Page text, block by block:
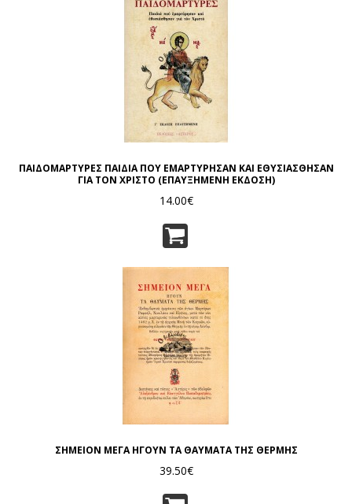
ΠΑΙΔΟΜΑΡΤΥΡΕΣ ΠΑΙΔΙΑ ΠΟΥ ΕΜΑΡΤΥΡΗΣΑΝ ΚΑΙ ΕΘΥΣΙΑΣΘΗΣΑΝ
ΓΙΑ ΤΟΝ ΧΡΙΣΤΟ (ΕΠΑΥΞΗΜΕΝΗ ΕΚΔΟΣΗ)
14.00€
ΣΗΜΕΙΟΝ ΜΕΓΑ ΗΓΟΥΝ ΤΑ ΘΑΥΜΑΤΑ ΤΗΣ ΘΕΡΜΗΣ
39.50€